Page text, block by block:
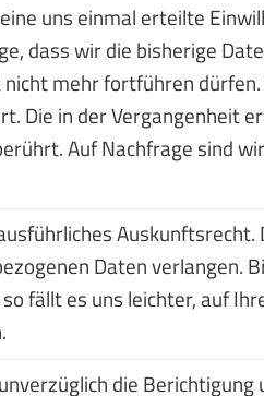
uns einmal erteilte
dass wir die bisherige
mehr fortführen
Die in der Vergangenheit
Auf Nachfrage sind
Daten verlangen.
fällt es uns leichter, auf
die